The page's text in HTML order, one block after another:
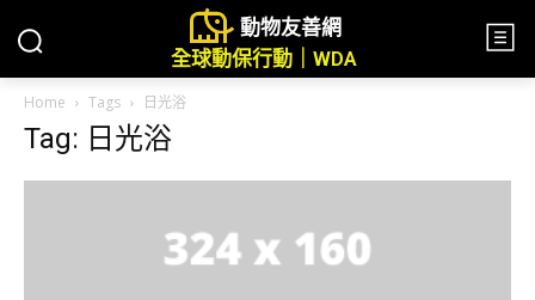
動物友善網
全球動保行動｜WDA
Home Tags 日光浴
Tag: 日光浴